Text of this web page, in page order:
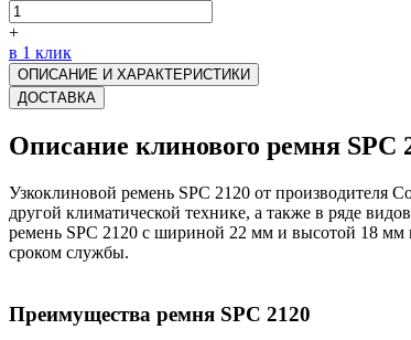
+
в 1 клик
ОПИСАНИЕ И ХАРАКТЕРИСТИКИ
ДОСТАВКА
Описание клинового ремня SPC
Узкоклиновой ремень SPC 2120 от производителя
другой климатической технике, а также в ряде
ремень SPC 2120 с шириной 22 мм и высотой 18 мм
сроком службы.
Преимущества ремня SPC 2120